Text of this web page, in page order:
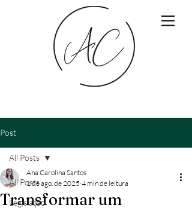
Post
All Posts
Legislação
All Posts
Transformar um
Ana Carolina Santos
1 de ago. de 2025 4 min de leitura